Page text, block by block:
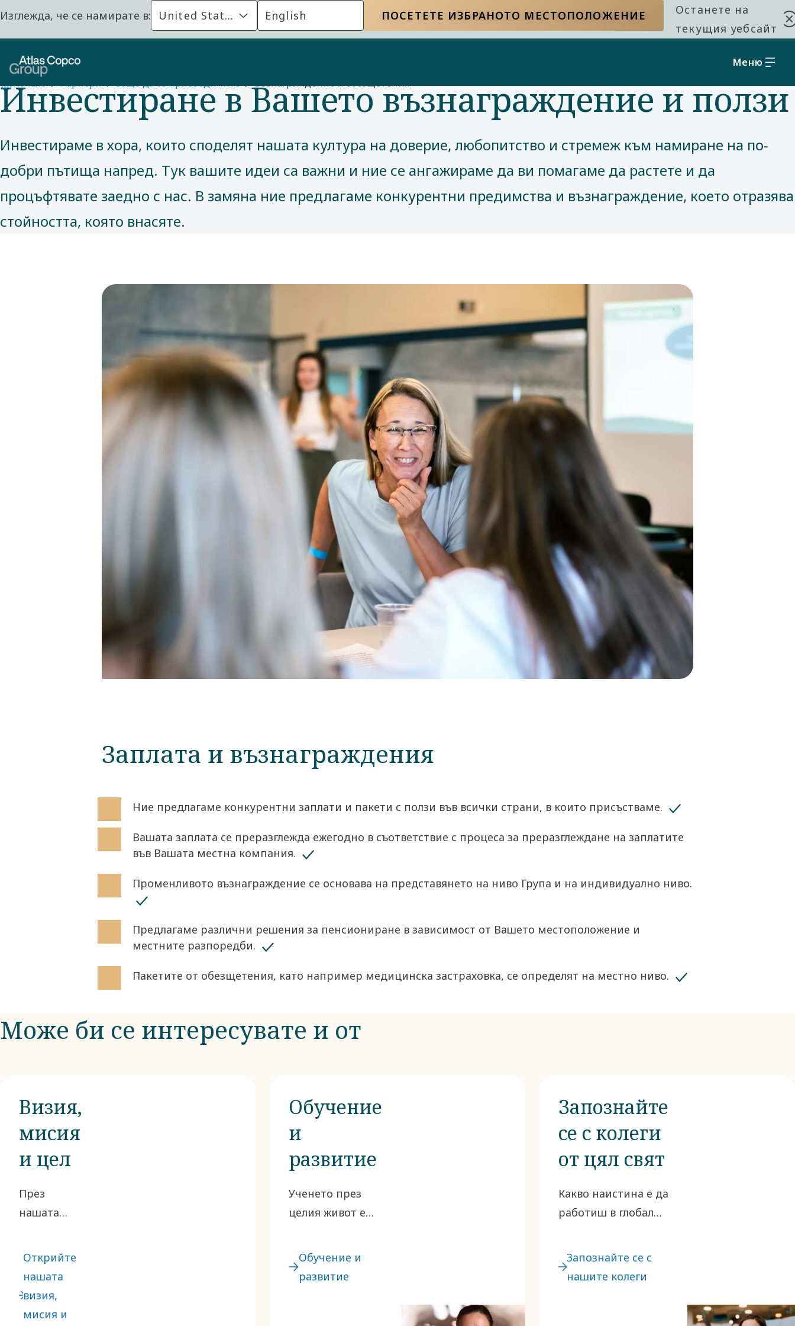
Изглежда, че се намирате в: United States English ПОСЕТЕТЕ ИЗБРАНОТО МЕСТОПОЛОЖЕНИЕ
Останете на
текущия уебсайт
Меню
Начало
Кариери Защо да се присъедините Възнаграждение и обезщетения
ПРИЧИНИ ЗА УЧАСТИЕ
Инвестиране в Вашето възнаграждение и ползи
Инвестираме в хора, които споделят нашата култура на доверие, любопитство и стремеж към намиране на по-
добри пътища напред. Тук вашите идеи са важни и ние се ангажираме да ви помагаме да растете и да
процъфтявате заедно с нас. В замяна ние предлагаме конкурентни предимства и възнаграждение, което отразява
стойността, която внасяте.
Заплата и възнаграждения
Ние предлагаме конкурентни заплати и пакети с ползи във всички страни, в които присъстваме. ​
​Вашата заплата се преразглежда ежегодно в съответствие с процеса за преразглеждане на заплатите
във Вашата местна компания. ​
​Променливото възнаграждение се основава на представянето на ниво Група и на индивидуално ниво.
​Предлагаме различни решения за пенсиониране в зависимост от Вашето местоположение и
местните разпоредби.
Пакетите от обезщетения, като например медицинска застраховка, се определят на местно ниво. ​
Може би се интересувате и от
Визия,
мисия
и цел
През
нашата
история
сме
Открийте
нашата
визия,
мисия и
Обучение
и
развитие
Ученето през
целия живот е
основа. Нашата
култура активно
Обучение и
развитие
Запознайте
се с колеги
от цял свят
Какво наистина е да
работиш в глобална
нашата? Най-
добрият начин да
Запознайте се с
нашите колеги